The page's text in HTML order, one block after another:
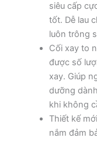
siêu cấp
tốt. Dễ lau
luôn trông
Cối xay to
được số
xay. Giúp
dưỡng
khi không
Thiết kế
nắm đảm